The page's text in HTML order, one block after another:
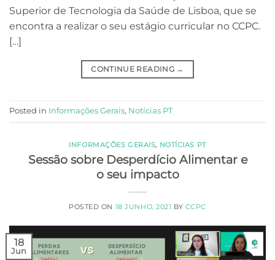
Superior de Tecnologia da Saúde de Lisboa, que se
encontra a realizar o seu estágio curricular no CCPC.
[…]
CONTINUE READING →
Posted in Informações Gerais, Notícias PT
INFORMAÇÕES GERAIS, NOTÍCIAS PT
Sessão sobre Desperdício Alimentar e
o seu impacto
POSTED ON 18 JUNHO, 2021 BY CCPC
18
Jun